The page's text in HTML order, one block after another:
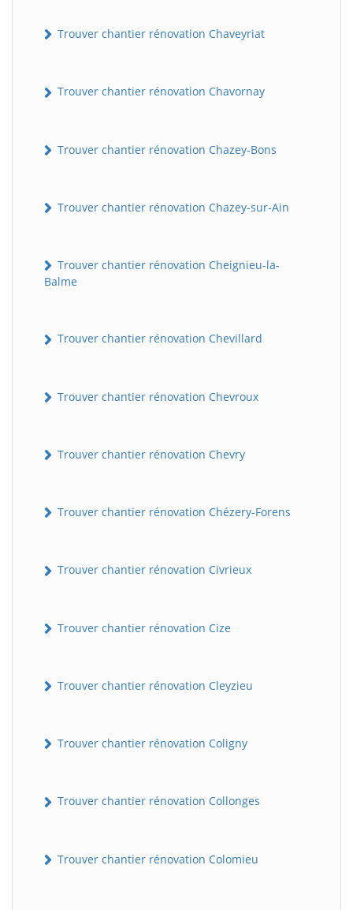
Trouver chantier rénovation Chaveyriat
Trouver chantier rénovation Chavornay
Trouver chantier rénovation Chazey-Bons
Trouver chantier rénovation Chazey-sur-Ain
Trouver chantier rénovation Cheignieu-la-
Balme
Trouver chantier rénovation Chevillard
Trouver chantier rénovation Chevroux
Trouver chantier rénovation Chevry
Trouver chantier rénovation Chézery-Forens
Trouver chantier rénovation Civrieux
Trouver chantier rénovation Cize
Trouver chantier rénovation Cleyzieu
Trouver chantier rénovation Coligny
Trouver chantier rénovation Collonges
Trouver chantier rénovation Colomieu
B BatiWebPro